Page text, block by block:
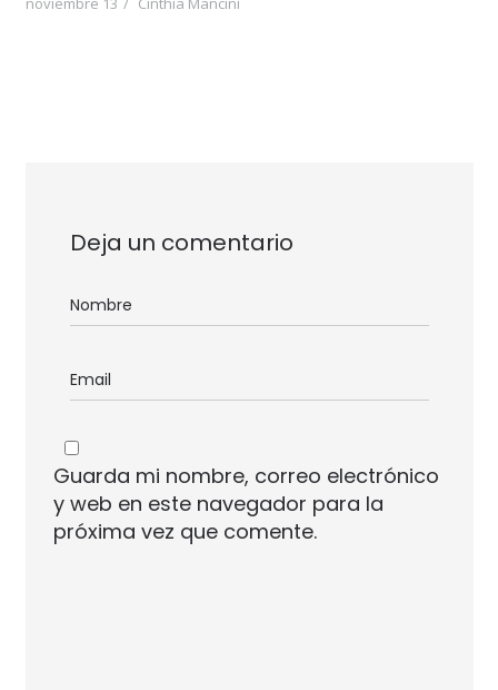
Deja un comentario
Guarda mi nombre, correo electrónico
y web en este navegador para la
próxima vez que comente.